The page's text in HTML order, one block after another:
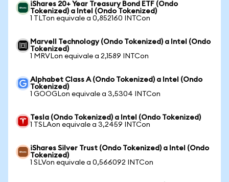
iShares 20+ Year Treasury Bond ETF (Ondo
Tokenized) a Intel (Ondo Tokenized)
1 TLTon equivale a 0,852160 INTCon
Marvell Technology (Ondo Tokenized) a Intel (Ondo
Tokenized)
1 MRVLon equivale a 2,1589 INTCon
Alphabet Class A (Ondo Tokenized) a Intel (Ondo
Tokenized)
1 GOOGLon equivale a 3,5304 INTCon
Tesla (Ondo Tokenized) a Intel (Ondo Tokenized)
1 TSLAon equivale a 3,2459 INTCon
iShares Silver Trust (Ondo Tokenized) a Intel (Ondo
Tokenized)
1 SLVon equivale a 0,566092 INTCon